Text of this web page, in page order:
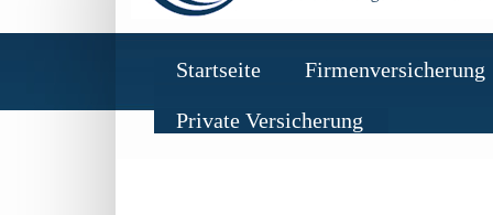
Startseite Firmenversicherung
Private Versicherung